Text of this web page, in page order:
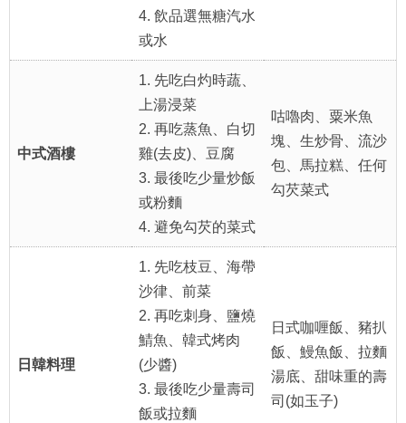
4. 飲品選無糖汽水
或水
中式酒樓
1. 先吃白灼時蔬、
上湯浸菜
2. 再吃蒸魚、白切
雞(去皮)、豆腐
3. 最後吃少量炒飯
或粉麵
4. 避免勾芡的菜式
咕嚕肉、粟米魚
塊、生炒骨、流沙
包、馬拉糕、任何
勾芡菜式
日韓料理
1. 先吃枝豆、海帶
沙律、前菜
2. 再吃刺身、鹽燒
鯖魚、韓式烤肉
(少醬)
3. 最後吃少量壽司
飯或拉麵
日式咖喱飯、豬扒
飯、鰻魚飯、拉麵
湯底、甜味重的壽
司(如玉子)